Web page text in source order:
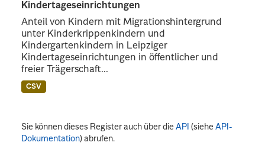
Kindertageseinrichtungen
Anteil von Kindern mit Migrationshintergrund
unter Kinderkrippenkindern und
Kindergartenkindern in Leipziger
Kindertageseinrichtungen in öffentlicher und
freier Trägerschaft...
CSV
Sie können dieses Register auch über dieAPI (sieheAPI-
Dokumentation) abrufen.